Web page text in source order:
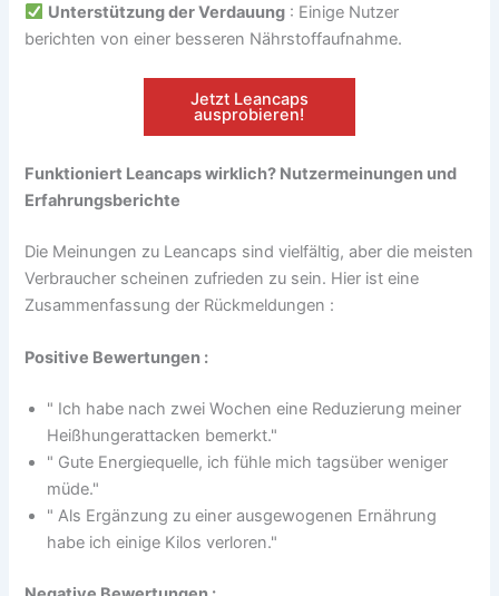
Unterstützung der Verdauung : Einige Nutzer
berichten von einer besseren Nährstoffaufnahme.
Jetzt Leancaps
ausprobieren!
Funktioniert Leancaps wirklich? Nutzermeinungen und
Erfahrungsberichte
Die Meinungen zu Leancaps sind vielfältig, aber die meisten
Verbraucher scheinen zufrieden zu sein. Hier ist eine
Zusammenfassung der Rückmeldungen :
Positive Bewertungen :
" Ich habe nach zwei Wochen eine Reduzierung meiner
Heißhungerattacken bemerkt."
" Gute Energiequelle, ich fühle mich tagsüber weniger
müde."
" Als Ergänzung zu einer ausgewogenen Ernährung
habe ich einige Kilos verloren."